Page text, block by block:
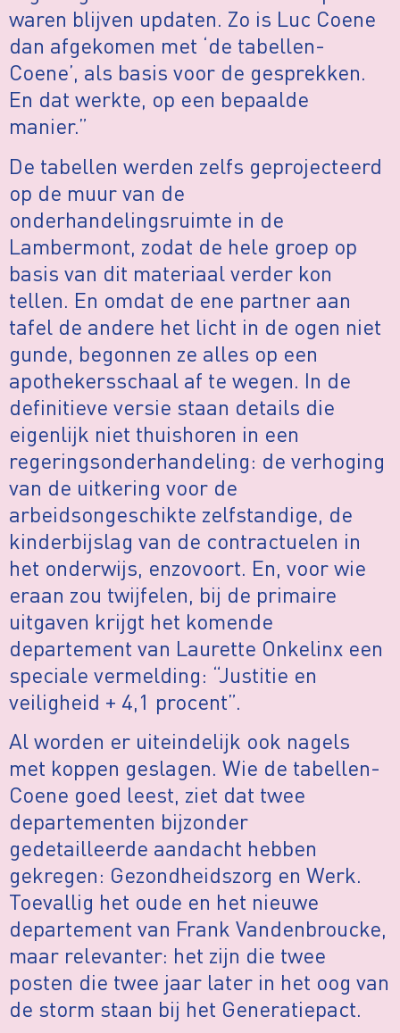
waren blijven updaten. Zo is Luc Coene
dan afgekomen met ‘de tabellen-
Coene’, als basis voor de gesprekken.
En dat werkte, op een bepaalde
manier.”
De tabellen werden zelfs geprojecteerd
op de muur van de
onderhandelingsruimte in de
Lambermont, zodat de hele groep op
basis van dit materiaal verder kon
tellen. En omdat de ene partner aan
tafel de andere het licht in de ogen niet
gunde, begonnen ze alles op een
apothekersschaal af te wegen. In de
definitieve versie staan details die
eigenlijk niet thuishoren in een
regeringsonderhandeling: de verhoging
van de uitkering voor de
arbeidsongeschikte zelfstandige, de
kinderbijslag van de contractuelen in
het onderwijs, enzovoort. En, voor wie
eraan zou twijfelen, bij de primaire
uitgaven krijgt het komende
departement van Laurette Onkelinx een
speciale vermelding: “Justitie en
veiligheid + 4,1 procent”.
Al worden er uiteindelijk ook nagels
met koppen geslagen. Wie de tabellen-
Coene goed leest, ziet dat twee
departementen bijzonder
gedetailleerde aandacht hebben
gekregen: Gezondheidszorg en Werk.
Toevallig het oude en het nieuwe
departement van Frank Vandenbroucke,
maar relevanter: het zijn die twee
posten die twee jaar later in het oog van
de storm staan bij het Generatiepact.